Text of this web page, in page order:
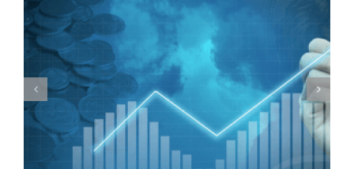
Die richtige Marketing Agentur finden:
Ein Mini Ratgeber